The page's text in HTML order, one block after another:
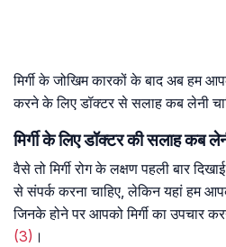
मिर्गी के जोखिम कारकों के बाद अब हम
करने के लिए डॉक्टर से सलाह कब लेनी
मिर्गी के लिए डॉक्टर की सलाह कब
वैसे तो मिर्गी रोग के लक्षण पहली बार
से संपर्क करना चाहिए, लेकिन यहां हम
जिनके होने पर आपको मिर्गी का उपचार
(3) ।